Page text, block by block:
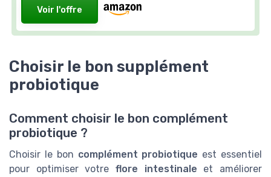
Voir l'offre
Choisir le bon supplément
probiotique
Comment choisir le bon complément
probiotique ?
Choisir le bon complément probiotique est essentiel
pour optimiser votre flore intestinale et améliorer